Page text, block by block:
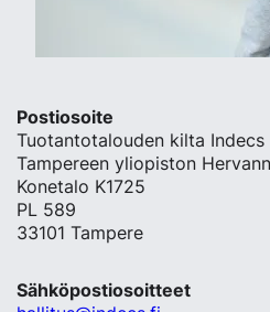
Postiosoite
Tuotantotalouden kilta Indecs
Tampereen yliopiston
Konetalo K1725
PL 589
33101 Tampere
Sähköpostiosoitteet